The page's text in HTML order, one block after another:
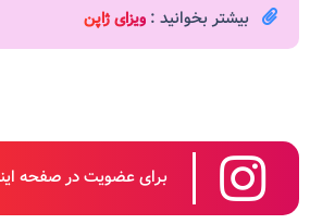
بیشتر بخوانید : ویزای ژاپن
برای عضویت در صفحه